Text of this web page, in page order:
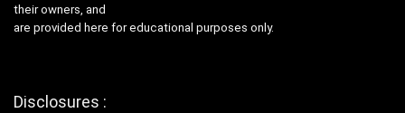
their owners, and
are provided here for educational purposes only.
Disclosures :